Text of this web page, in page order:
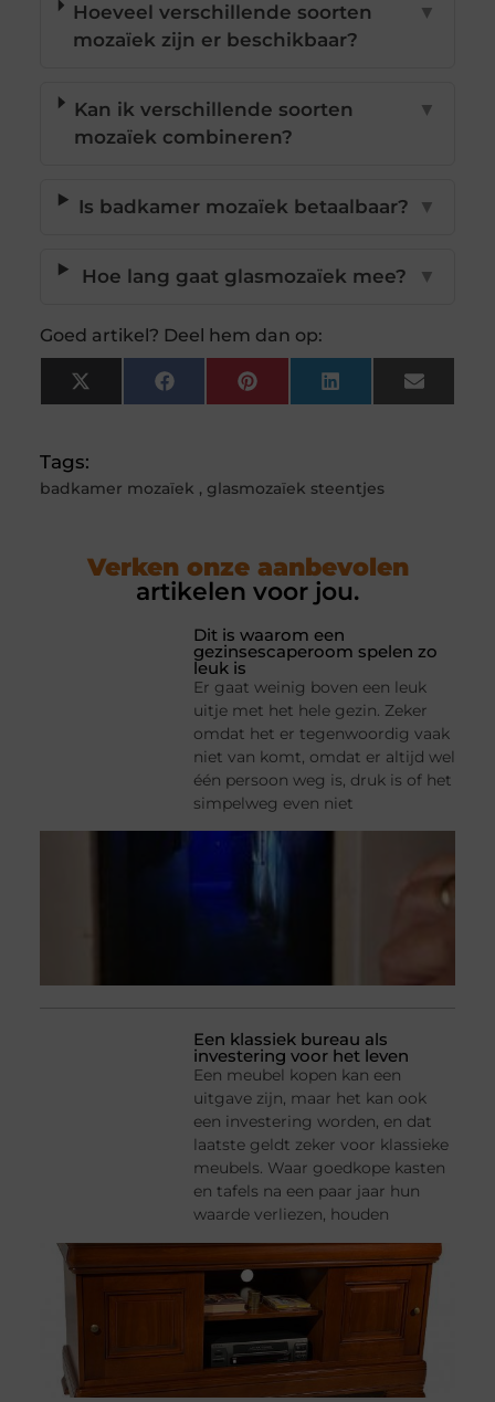
Hoeveel verschillende soorten
mozaïek zijn er beschikbaar?
▼
Kan ik verschillende soorten
mozaïek combineren?
▼
Is badkamer mozaïek betaalbaar? ▼
Hoe lang gaat glasmozaïek mee? ▼
Goed artikel? Deel hem dan op:
X
(Twitter)
FacebookPinterestLinkedInEmail
Tags:
badkamer mozaïek , glasmozaïek steentjes
Verken onze aanbevolen
artikelen voor jou.
Dit is waarom een
gezinsescaperoom spelen zo
leuk is
Er gaat weinig boven een leuk
uitje met het hele gezin. Zeker
omdat het er tegenwoordig vaak
niet van komt, omdat er altijd wel
één persoon weg is, druk is of het
simpelweg even niet
Een klassiek bureau als
investering voor het leven
Een meubel kopen kan een
uitgave zijn, maar het kan ook
een investering worden, en dat
laatste geldt zeker voor klassieke
meubels. Waar goedkope kasten
en tafels na een paar jaar hun
waarde verliezen, houden